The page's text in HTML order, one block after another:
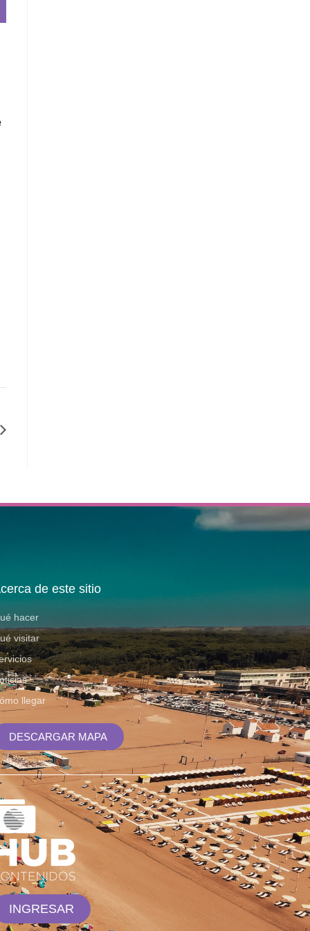
de este sitio
hacer
visitar
llegar
DESCARGAR MAPA
INGRESAR